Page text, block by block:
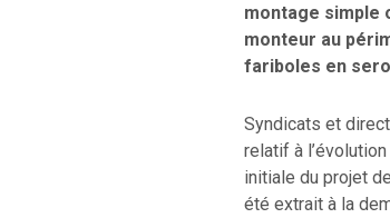
montage simple
monteur au
fariboles en
Syndicats et
relatif à
initiale du projet
été extrait à la